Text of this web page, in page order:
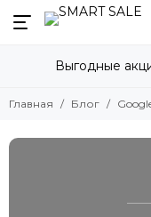
Выгодные
Главная Блог